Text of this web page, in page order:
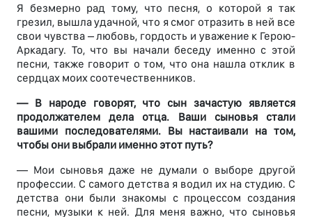
Я безмерно рад тому, что песня, о которой я так
грезил, вышла удачной, что я смог отразить в ней все
свои чувства – любовь, гордость и уважение к Герою-
Аркадагу. То, что вы начали беседу именно с этой
песни, также говорит о том, что она нашла отклик в
сердцах моих соотечественников.
— В народе говорят, что сын зачастую является
продолжателем дела отца. Ваши сыновья стали
вашими последователями. Вы настаивали на том,
чтобы они выбрали именно этот путь?
— Мои сыновья даже не думали о выборе другой
профессии. С самого детства я водил их на студию. С
детства они были знакомы с процессом создания
песни, музыки к ней. Для меня важно, что сыновья